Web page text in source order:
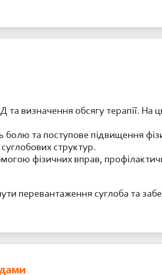
визначення обсягу терапії. На
болю та поступове підвищення
структур.
фізичних вправ,
перевантаження суглоба та